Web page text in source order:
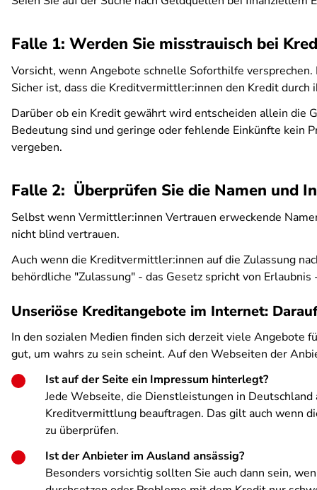
Falle 1: Werden Sie misstrauisch bei
Vorsicht, wenn Angebote schnelle Soforthilfe
Sicher ist, dass die Kreditvermittler:innen den Kredit
Darüber ob ein Kredit gewährt wird entscheiden allein die
Bedeutung sind und geringe oder fehlende Einkünfte kein
vergeben.
Falle 2: Überprüfen Sie die Namen und
Selbst wenn Vermittler:innen Vertrauen erweckende
nicht blind vertrauen.
Auch wenn die Kreditvermittler:innen auf die Zulassung
behördliche "Zulassung" - das Gesetz spricht von
Unseriöse Kreditangebote im Internet:
In den sozialen Medien finden sich derzeit viele Angebote
gut, um wahrs zu sein scheint. Auf den Webseiten der
Ist auf der Seite ein Impressum hinterlegt?
Jede Webseite, die Dienstleistungen in
Kreditvermittlung beauftragen. Das gilt auch wenn
zu überprüfen.
Ist der Anbieter im Ausland ansässig?
Besonders vorsichtig sollten Sie auch dann sein,